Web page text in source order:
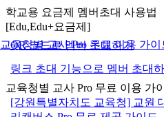
교육청별 교사 Pro 무료 이용 가이
학교용 요금제 멤버초대 사용법
[Edu,Edu+요금제]
QR 코드로 멤버 초대하기
링크 초대 기능으로 멤버 초대하
교육청별 교사 Pro 무료 이용 가
[강원특별자치도 교육청] 교원